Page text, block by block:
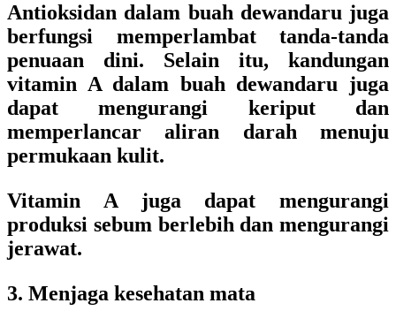
Antioksidan dalam buah dewandaru juga
berfungsi memperlambat tanda-tanda
penuaan dini. Selain itu, kandungan
vitamin A dalam buah dewandaru juga
dapat mengurangi keriput dan
memperlancar aliran darah menuju
permukaan kulit.
Vitamin A juga dapat mengurangi
produksi sebum berlebih dan mengurangi
jerawat.
3. Menjaga kesehatan mata